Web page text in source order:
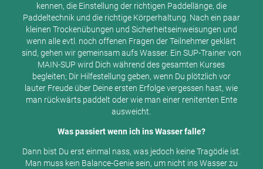
kennen, die Einstellung der richtigen Paddellänge, die
Paddeltechnik und die richtige Körperhaltung. Nach ein paar
kleinen Trockenübungen und Sicherheitseinweisungen und
wenn alle evtl. noch offenen Fragen der Teilnehmer geklärt
sind, gehen wir gemeinsam aufs Wasser. Ein SUP-Trainer von
MAIN-SUP wird Dich während des gesamten Kurses
begleiten; Dir Hilfestellung geben, wenn Du plötzlich vor
lauter Freude über Deine ersten Erfolge vergessen hast, wie
man rückwärts paddelt oder wie man einer renitenten Ente
ausweicht.
Was passiert wenn ich ins Wasser falle?
Dann bist Du erst einmal nass, was jedoch keine Tragödie ist.
Man muss kein Balance-Genie sein, um nicht ins Wasser zu